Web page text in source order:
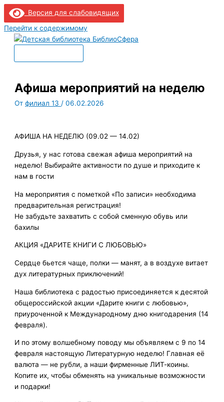
Версия для слабовидящих
Перейти к содержимому
Афиша мероприятий на неделю
Отфилиал 13 /06.02.2026
АФИША НА НЕДЕЛЮ (09.02 — 14.02)
Друзья, у нас готова свежая афиша мероприятий на
неделю! Выбирайте активности по душе и приходите к
нам в гости
На мероприятия с пометкой «По записи» необходима
предварительная регистрация!
Не забудьте захватить с собой сменную обувь или
бахилы
АКЦИЯ «ДАРИТЕ КНИГИ С ЛЮБОВЬЮ»
Сердце бьется чаще, полки — манят, а в воздухе витает
дух литературных приключений!
Наша библиотека с радостью присоединяется к десятой
общероссийской акции «Дарите книги с любовью»,
приуроченной к Международному дню книгодарения (14
февраля).
И по этому волшебному поводу мы объявляем с 9 по 14
февраля настоящую Литературную неделю! Главная её
валюта — не рубли, а наши фирменные ЛИТ-коины.
Копите их, чтобы обменять на уникальные возможности
и подарки!